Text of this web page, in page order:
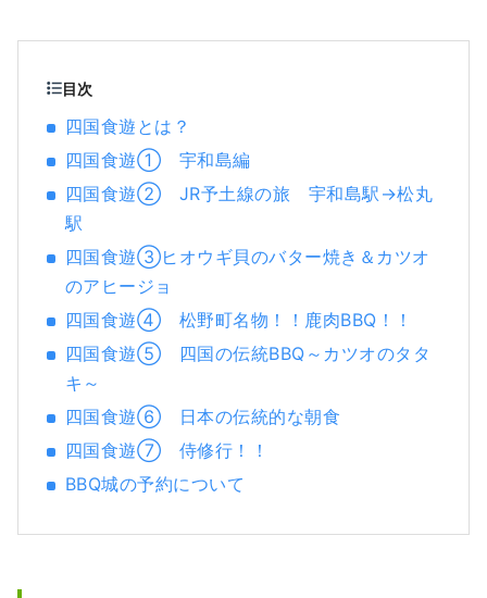
る、面白い城。 私たちの町は、有名ではない
ので、美しい森や、美味しいBBQを、ゆっく
りと楽しむことができます！！ 是非一度、訪
れてみてください！！ 一生忘れられないよう
目次
四国食遊とは？
四国食遊① 宇和島編
四国食遊② JR予土線の旅 宇和島駅→松丸
駅
四国食遊③ヒオウギ貝のバター焼き＆カツオ
のアヒージョ
四国食遊④ 松野町名物！！鹿肉BBQ！！
四国食遊⑤ 四国の伝統BBQ～カツオのタタ
キ～
四国食遊⑥ 日本の伝統的な朝食
四国食遊⑦ 侍修行！！
BBQ城の予約について